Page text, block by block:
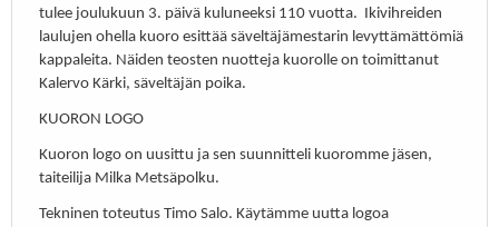
tulee joulukuun 3. päivä kuluneeksi 110 vuotta. Ikivihreiden
laulujen ohella kuoro esittää säveltäjämestarin levyttämättömiä
kappaleita. Näiden teosten nuotteja kuorolle on toimittanut
Kalervo Kärki, säveltäjän poika.
KUORON LOGO
Kuoron logo on uusittu ja sen suunnitteli kuoromme jäsen,
taiteilija Milka Metsäpolku.
Tekninen toteutus Timo Salo. Käytämme uutta logoa